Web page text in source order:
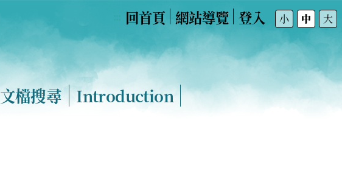
回首頁 網站導覽 登入 小 中 大
文檔搜尋 Introduction